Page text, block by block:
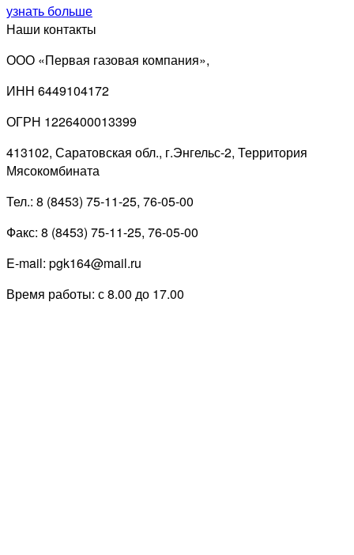
узнать больше
Наши контакты
ООО «Первая газовая компания»,
ИНН 6449104172
ОГРН 1226400013399
413102, Саратовская обл., г.Энгельс-2, Территория
Мясокомбината
Тел.: 8 (8453) 75-11-25, 76-05-00
Факс: 8 (8453) 75-11-25, 76-05-00
E-mail: pgk164@mail.ru
Время работы: с 8.00 до 17.00